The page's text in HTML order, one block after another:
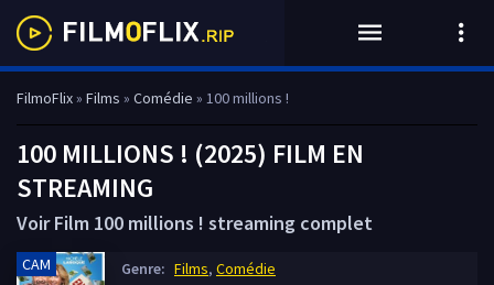
FilmoFlix» Films » Comédie » 100 millions !
100 MILLIONS ! (2025) FILM EN
STREAMING
Voir Film 100 millions ! streaming complet
CAM Genre: Films, Comédie